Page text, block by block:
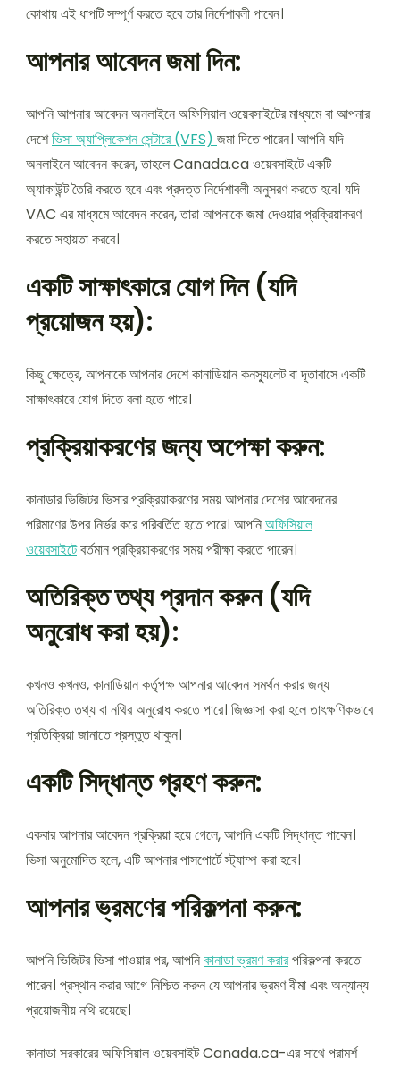
কোথায় এই ধাপটি সম্পূর্ণ করতে হবে তার নির্দেশাবলী পাবেন।
আপনার আবেদন জমা দিন:
আপনি আপনার আবেদন অনলাইনে অফিসিয়াল ওয়েবসাইটের মাধ্যমে বা আপনার
দেশেভিসা অ্যাপ্লিকেশন সেন্টারে (VFS) জমা দিতে পারেন। আপনি যদি
অনলাইনে আবেদন করেন, তাহলে Canada.ca ওয়েবসাইটে একটি
অ্যাকাউন্ট তৈরি করতে হবে এবং প্রদত্ত নির্দেশাবলী অনুসরণ করতে হবে। যদি
VAC এর মাধ্যমে আবেদন করেন, তারা আপনাকে জমা দেওয়ার প্রক্রিয়াকরণ
করতে সহায়তা করবে।
একটি সাক্ষাৎকারে যোগ দিন (যদি
প্রয়োজন হয়):
কিছু ক্ষেত্রে, আপনাকে আপনার দেশে কানাডিয়ান কনস্যুলেট বা দূতাবাসে একটি
সাক্ষাৎকারে যোগ দিতে বলা হতে পারে।
প্রক্রিয়াকরণের জন্য অপেক্ষা করুন:
কানাডার ভিজিটর ভিসার প্রক্রিয়াকরণের সময় আপনার দেশের আবেদনের
পরিমাণের উপর নির্ভর করে পরিবর্তিত হতে পারে। আপনিঅফিসিয়াল
ওয়েবসাইটেবর্তমান প্রক্রিয়াকরণের সময় পরীক্ষা করতে পারেন।
অতিরিক্ত তথ্য প্রদান করুন (যদি
অনুরোধ করা হয়):
কখনও কখনও, কানাডিয়ান কর্তৃপক্ষ আপনার আবেদন সমর্থন করার জন্য
অতিরিক্ত তথ্য বা নথির অনুরোধ করতে পারে। জিজ্ঞাসা করা হলে তাৎক্ষণিকভাবে
প্রতিক্রিয়া জানাতে প্রস্তুত থাকুন।
একটি সিদ্ধান্ত গ্রহণ করুন:
একবার আপনার আবেদন প্রক্রিয়া হয়ে গেলে, আপনি একটি সিদ্ধান্ত পাবেন।
ভিসা অনুমোদিত হলে, এটি আপনার পাসপোর্টে স্ট্যাম্প করা হবে।
আপনার ভ্রমণের পরিকল্পনা করুন:
আপনি ভিজিটর ভিসা পাওয়ার পর, আপনিকানাডা ভ্রমণ করারপরিকল্পনা করতে
পারেন। প্রস্থান করার আগে নিশ্চিত করুন যে আপনার ভ্রমণ বীমা এবং অন্যান্য
প্রয়োজনীয় নথি রয়েছে।
কানাডা সরকারের অফিসিয়াল ওয়েবসাইট Canada.ca-এর সাথে পরামর্শ